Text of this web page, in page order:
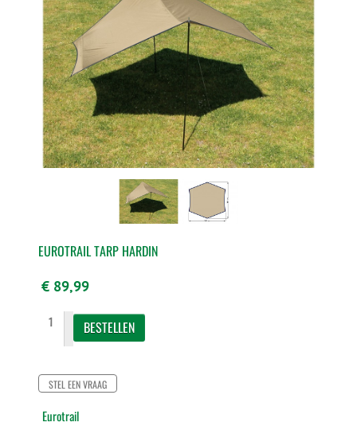
EUROTRAIL TARP HARDIN
€ 89,99
STEL EEN VRAAG
Eurotrail